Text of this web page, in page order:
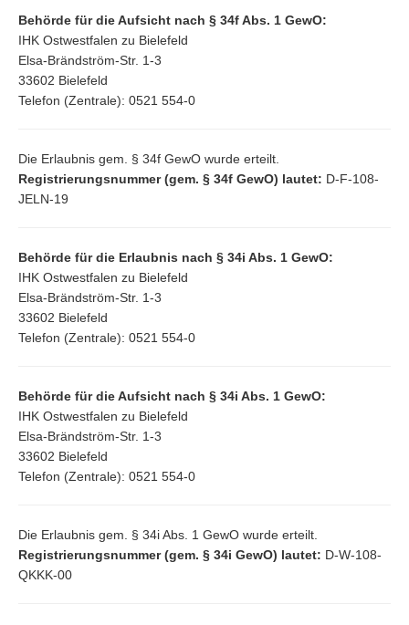
Behörde für die Aufsicht nach § 34f Abs. 1 GewO:
IHK Ostwestfalen zu Bielefeld
Elsa-Brändström-Str. 1-3
33602 Bielefeld
Telefon (Zentrale): 0521 554-0
Die Erlaubnis gem. § 34f GewO wurde erteilt.
Registrierungsnummer (gem. § 34f GewO) lautet: D-F-108-
JELN-19
Behörde für die Erlaubnis nach § 34i Abs. 1 GewO:
IHK Ostwestfalen zu Bielefeld
Elsa-Brändström-Str. 1-3
33602 Bielefeld
Telefon (Zentrale): 0521 554-0
Behörde für die Aufsicht nach § 34i Abs. 1 GewO:
IHK Ostwestfalen zu Bielefeld
Elsa-Brändström-Str. 1-3
33602 Bielefeld
Telefon (Zentrale): 0521 554-0
Die Erlaubnis gem. § 34i Abs. 1 GewO wurde erteilt.
Registrierungsnummer (gem. § 34i GewO) lautet: D-W-108-
QKKK-00